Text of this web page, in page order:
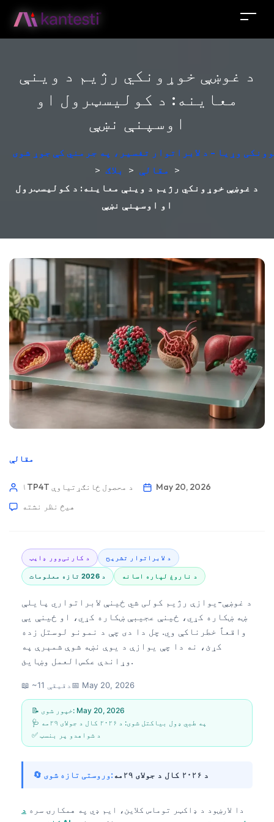
د غوښې خوړونکي رژیم د وینې
معاینه: د کولیسټرول او
اوسپنې نښې
وړیا - د لابراتوار تفسیر، په جرمني کې جوړ شوی
> بلاګ > مقالې >
د غوښې خوړونکي رژیم د وینې معاینه: د کولیسټرول
او اوسپنې نښې
مقالې
۱TP4T د محصول ځانګړتیاوې
May 20, 2026
هیڅ نظر نشته
د کارنی‌وور ډایټ د لابراتوار تشریح
د 2026 تازه معلومات د ناروغ لپاره اسانه
د غوښې-یوازې رژیم کولی شي ځینې لابراتواري پایلې
ښه ښکاره کړي، ځینې عجیبې ښکاره کړي، او ځینې یې
واقعاً خطرناکې وي. چل دا دی چې د نمونو لوستل زده
کړئ، نه دا چې یوازې د یوې نښه شوې شمېرې په
وړاندې عکس‌العمل وښایئ.
📖 ~11 دقیقې📅 May 20, 2026
📝 خپور شوی: May 20, 2026
🩺 په طبي ډول بیاکتل شوی: د ۲۰۲۶ کال د جولای ۲۹مه
✅ د شواهدو پر بنسټ
🔄 وروستی تازه شوی: د ۲۰۲۶ کال د جولای ۲۹مه
دا لارښود د ډاکټر توماس کلاین، ایم ډي په همکارۍ سره د